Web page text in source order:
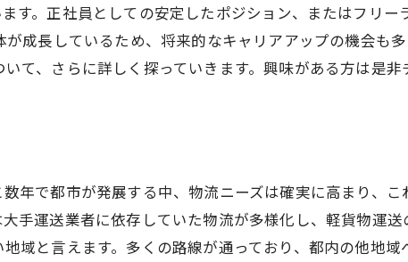
す。正社員としての安定したポジション、またはフリー
成長しているため、将来的なキャリアアップの機会も
て、さらに詳しく探っていきます。興味がある方は是非
年で都市が発展する中、物流ニーズは確実に高まり、
運送業者に依存していた物流が多様化し、軽貨物運送
と言えます。多くの路線が通っており、都内の他地域